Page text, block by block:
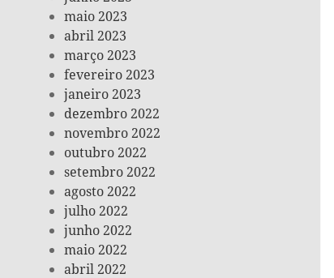
maio 2023
abril 2023
março 2023
fevereiro 2023
janeiro 2023
dezembro 2022
novembro 2022
outubro 2022
setembro 2022
agosto 2022
julho 2022
junho 2022
maio 2022
abril 2022